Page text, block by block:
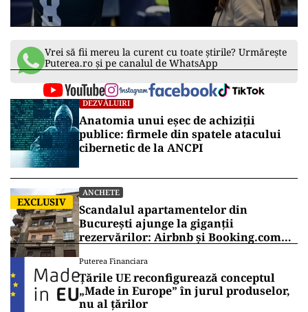
pe cealaltă Cristinică (nr. Neagu), care a condus
echipa de handbal când Adrian Vasile era
antrenor.
Vezi Galeria foto
Vrei să fii mereu la curent cu toate știrile? Urmărește
Puterea.ro și pe canalul de WhatsApp
DEZVĂLUIRI